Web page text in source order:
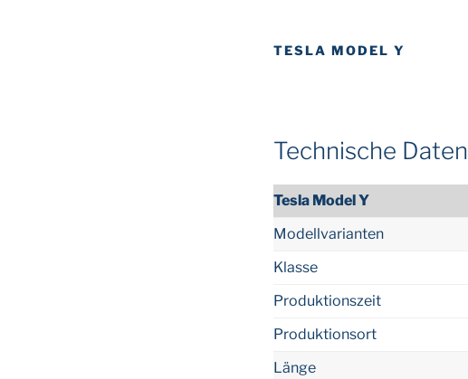
TESLA MODEL Y
Technische Daten
Tesla Model Y
Modellvarianten
Klasse
Produktionszeit
Produktionsort
Länge